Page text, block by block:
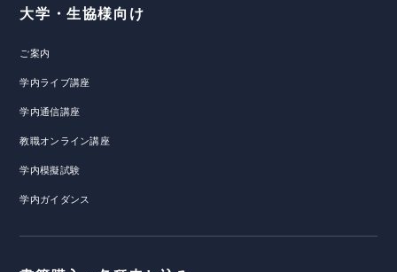
大学・生協様向け
ご案内
学内ライブ講座
学内通信講座
教職オンライン講座
学内模擬試験
学内ガイダンス